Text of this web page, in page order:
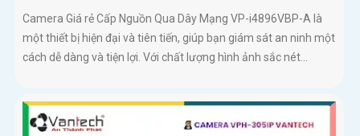
Camera Giá rẻ Cấp Nguồn Qua Dây Mạng VP-i4896VBP-A là
một thiết bị hiện đại và tiên tiến, giúp bạn giám sát an ninh một
cách dễ dàng và tiện lợi. Với chất lượng hình ảnh sắc nét...